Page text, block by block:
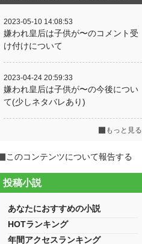
2023-05-10 14:08:53
嫌われ皇后は子供が〜のコメント受
け付けについて
2023-04-24 20:59:33
嫌われ皇后は子供が〜の今後につい
て(少しネタバレあり)
もっと見る
このコンテンツについて報告する
投稿小説
あなたにおすすめの小説
HOTランキング
年間アクセスランキング